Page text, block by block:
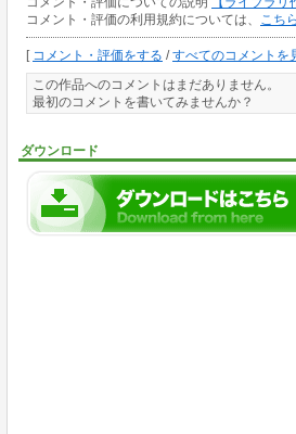
コメント・評価の利用規約については、
こちら
[ コメント・評価をする /すべてのコメントを
この作品へのコメントはまだありません。
最初のコメントを書いてみませんか？
ダウンロード